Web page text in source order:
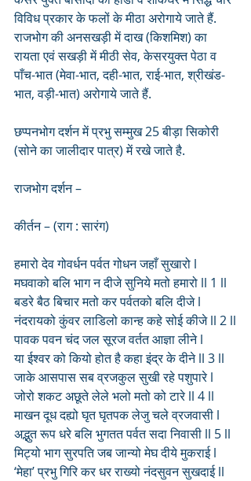
विविध प्रकार के फलों के मीठा अरोगाये जाते हैं.
राजभोग की अनसखड़ी में दाख (किशमिश) का
रायता एवं सखड़ी में मीठी सेव, केसरयुक्त पेठा व
पाँच-भात (मेवा-भात, दही-भात, राई-भात, श्रीखंड-
भात, वड़ी-भात) अरोगाये जाते हैं.
छप्पनभोग दर्शन में प्रभु सम्मुख 25 बीड़ा सिकोरी
(सोने का जालीदार पात्र) में रखे जाते है.
राजभोग दर्शन –
कीर्तन – (राग : सारंग)
हमारो देव गोवर्धन पर्वत गोधन जहाँ सुखारो l
मघवाको बलि भाग न दीजे सुनिये मतो हमारो ll 1 ll
बडरे बैठ बिचार मतो कर पर्वतको बलि दीजे l
नंदरायको कुंवर लाडिलो कान्ह कहे सोई कीजे ll 2 ll
पावक पवन चंद जल सूरज वर्तत आज्ञा लीने l
या ईश्वर को कियो होत है कहा इंद्र के दीने ll 3 ll
जाके आसपास सब व्रजकुल सुखी रहे पशुपारे l
जोरो शकट अछूते लेले भलो मतो को टारे ll 4 ll
माखन दूध दह्यो घृत घृतपक लेजु चले व्रजवासी l
अद्भुत रूप धरे बलि भुगतत पर्वत सदा निवासी ll 5 ll
मिट्यो भाग सुरपति जब जान्यो मेघ दीये मुकराई l
‘मेहा’ प्रभु गिरि कर धर राख्यो नंदसुवन सुखदाई ll